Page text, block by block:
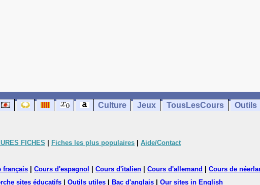
Culture Jeux TousLesCours Outils
FICHES Fiches les plus populaires Aide/Contact
français Cours d'espagnol Cours d'italien Cours d'allemand
Cours de
sites éducatifs Outils utiles Bac d'anglais Our sites in English